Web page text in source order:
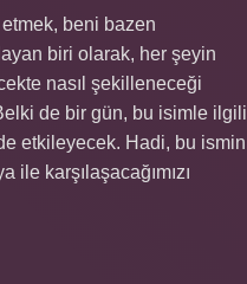
beni bazen
biri olarak, her şeyin
nasıl şekilleneceği
de bir gün, bu isimle ilgili
etkileyecek. Hadi, bu ismin
karşılaşacağımızı